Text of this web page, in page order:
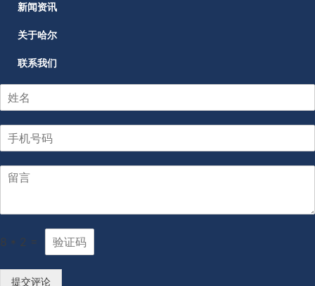
新闻资讯
关于哈尔
联系我们
8 * 2 =
提交评论